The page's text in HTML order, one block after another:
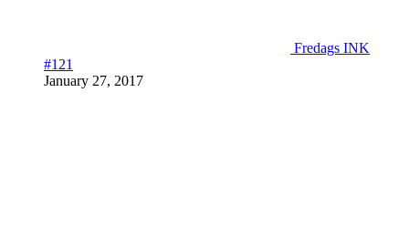
Fredags INK
#121
January 27, 2017